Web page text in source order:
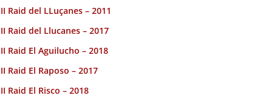
II Raid del LLuçanes – 2011
II Raid del Llucanes – 2017
II Raid El Aguilucho – 2018
II Raid El Raposo – 2017
II Raid El Risco – 2018